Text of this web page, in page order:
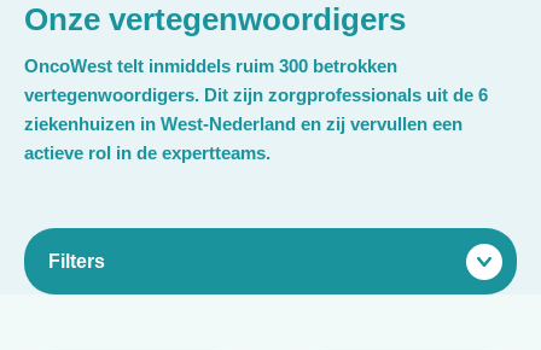
Onze vertegenwoordigers
OncoWest telt inmiddels ruim 300 betrokken
vertegenwoordigers. Dit zijn zorgprofessionals uit de 6
ziekenhuizen in West-Nederland en zij vervullen een
actieve rol in de expertteams.
Filters